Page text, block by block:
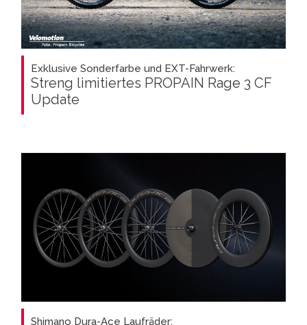
Exklusive Sonderfarbe und EXT-Fahrwerk:
Streng limitiertes PROPAIN Rage 3 CF
Update
Shimano Dura-Ace Laufräder: